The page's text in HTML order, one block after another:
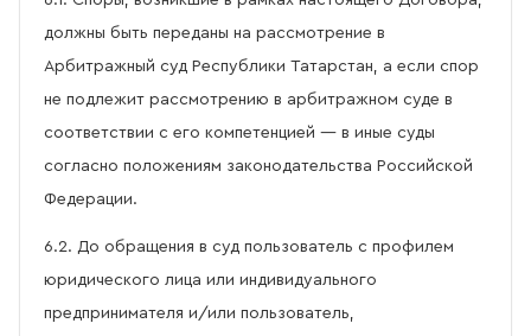
должны быть переданы на рассмотрение в
Арбитражный суд Республики Татарстан, а если спор
не подлежит рассмотрению в арбитражном суде в
соответствии с его компетенцией — в иные суды
согласно положениям законодательства Российской
Федерации.
6.2. До обращения в суд пользователь с профилем
юридического лица или индивидуального
предпринимателя и/или пользователь,